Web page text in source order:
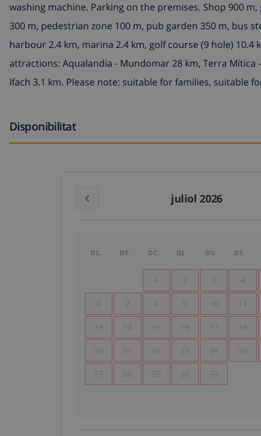
washing machine. Parking on the premises. Shop 900
300 m, pedestrian zone 100 m, pub garden 350 m, bus
harbour 2.4 km, marina 2.4 km, golf course (9 hole) 10.4
attractions: Aqualandia - Mundomar 28 km, Terra Mítica
Ifach 3.1 km. Please note: suitable for families, suitable
Disponibilitat
juliol 2026
DL. DT. DC. DJ. DV. DS.
1 2 3 4
6 7 8 9 10 11
13 14 15 16 17 18
20 21 22 23 24 25
27 28 29 30 31